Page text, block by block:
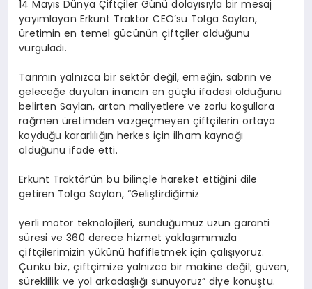
14 Mayıs Dünya Çiftçiler Günü dolayısıyla bir mesaj
yayımlayan Erkunt Traktör CEO’su Tolga Saylan,
üretimin en temel gücünün çiftçiler olduğunu
vurguladı.
Tarımın yalnızca bir sektör değil, emeğin, sabrın ve
geleceğe duyulan inancın en güçlü ifadesi olduğunu
belirten Saylan, artan maliyetlere ve zorlu koşullara
rağmen üretimden vazgeçmeyen çiftçilerin ortaya
koyduğu kararlılığın herkes için ilham kaynağı
olduğunu ifade etti.
Erkunt Traktör’ün bu bilinçle hareket ettiğini dile
getiren Tolga Saylan, “Geliştirdiğimiz
yerli motor teknolojileri, sunduğumuz uzun garanti
süresi ve 360 derece hizmet yaklaşımımızla
çiftçilerimizin yükünü hafifletmek için çalışıyoruz.
Çünkü biz, çiftçimize yalnızca bir makine değil; güven,
süreklilik ve yol arkadaşlığı sunuyoruz” diye konuştu.